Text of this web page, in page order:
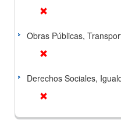
Obras Públicas,
Derechos Sociales,